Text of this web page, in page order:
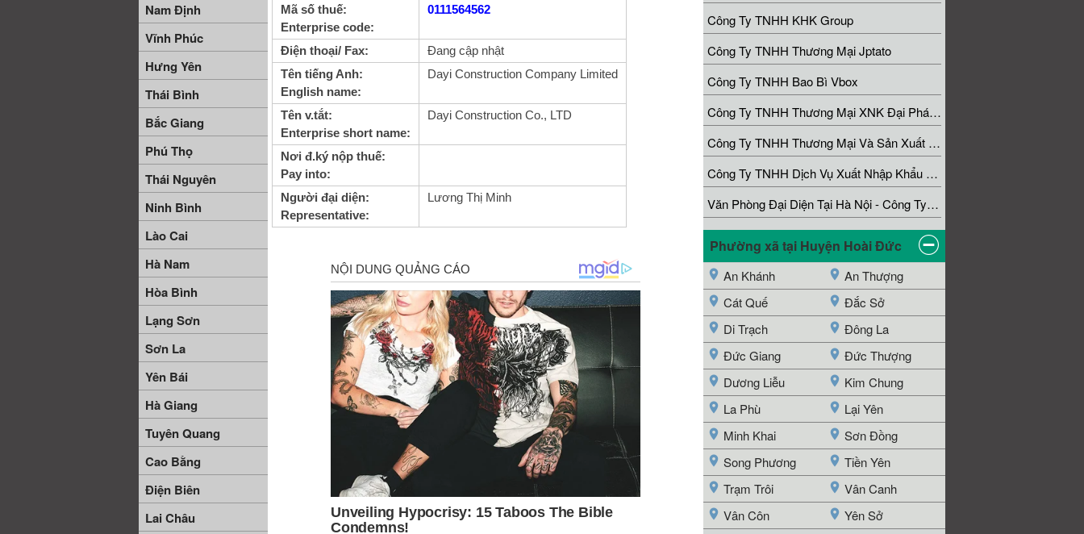
Nam Định
Vĩnh Phúc
Hưng Yên
Thái Bình
Bắc Giang
Phú Thọ
Thái Nguyên
Ninh Bình
Lào Cai
Hà Nam
Hòa Bình
Lạng Sơn
Sơn La
Yên Bái
Hà Giang
Tuyên Quang
Cao Bằng
Điện Biên
Lai Châu
Mã số thuế:
Enterprise code:
0111564562
Điện thoại/ Fax:
Đang cập nhật
Tên tiếng Anh:
English name:
Dayi Construction Company Limited
Tên v.tắt:
Enterprise short name:
Dayi Construction Co., LTD
Nơi đ.ký nộp thuế:
Pay into:
Người đại diện:
Representative:
Lương Thị Minh
Công Ty TNHH KHK Group
Công Ty TNHH Thương Mại Jptato
Công Ty TNHH Bao Bì Vbox
Công Ty TNHH Thương Mại XNK Đại Phát Fruits
Công Ty TNHH Thương Mại Và Sản Xuất Hồng Dương
Công Ty TNHH Dịch Vụ Xuất Nhập Khẩu Và Thương Mại Đức Long
Văn Phòng Đại Diện Tại Hà Nội - Công Ty TNHH Du Lịch Solvia
Phường xã tại Huyện Hoài Đức
An Khánh
An Thượng
Cát Quế
Đắc Sở
Di Trạch
Đông La
Đức Giang
Đức Thượng
Dương Liễu
Kim Chung
La Phù
Lại Yên
Minh Khai
Sơn Đồng
Song Phương
Tiền Yên
Trạm Trôi
Vân Canh
Vân Côn
Yên Sở